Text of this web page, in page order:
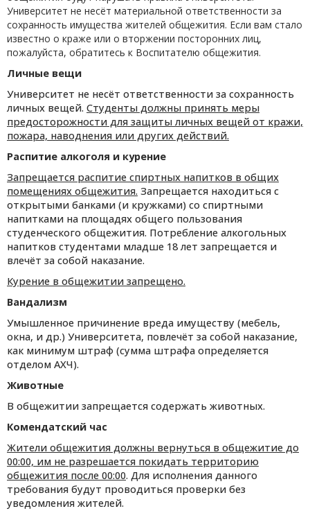
Университет не несёт материальной ответственности за
сохранность имущества жителей общежития. Если вам стало
известно о краже или о вторжении посторонних лиц,
пожалуйста, обратитесь к Воспитателю общежития.
Личные вещи
Университет не несёт ответственности за сохранность
личных вещей. Студенты должны принять меры
предосторожности для защиты личных вещей от кражи,
пожара, наводнения или других действий.
Распитие алкоголя и курение
Запрещается распитие спиртных напитков в общих
помещениях общежития. Запрещается находиться с
открытыми банками (и кружками) со спиртными
напитками на площадях общего пользования
студенческого общежития. Потребление алкогольных
напитков студентами младше 18 лет запрещается и
влечёт за собой наказание.
Курение в общежитии запрещено.
Вандализм
Умышленное причинение вреда имуществу (мебель,
окна, и др.) Университета, повлечёт за собой наказание,
как минимум штраф (сумма штрафа определяется
отделом АХЧ).
Животные
В общежитии запрещается содержать животных.
Комендатский час
Жители общежития должны вернуться в общежитие до
00:00, им не разрешается покидать территорию
общежития после 00:00. Для исполнения данного
требования будут проводиться проверки без
уведомления жителей.